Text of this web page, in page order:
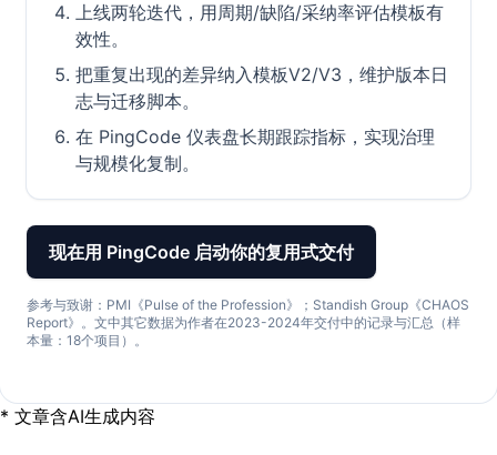
上线两轮迭代，用周期/缺陷/采纳率评估模板有
效性。
把重复出现的差异纳入模板V2/V3，维护版本日
志与迁移脚本。
在 PingCode 仪表盘长期跟踪指标，实现治理
与规模化复制。
现在用 PingCode 启动你的复用式交付
参考与致谢：PMI《Pulse of the Profession》；Standish Group《CHAOS
Report》。文中其它数据为作者在2023-2024年交付中的记录与汇总（样
本量：18个项目）。
* 文章含AI生成内容